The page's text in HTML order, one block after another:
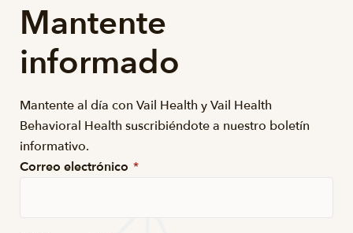
Mantente
informado
Mantente al día con Vail Health y Vail Health
Behavioral Health suscribiéndote a nuestro boletín
informativo.
Correo electrónico *